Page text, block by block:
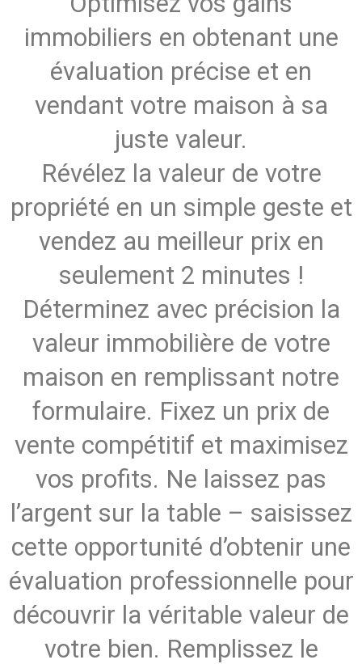
immobiliers en obtenant une
évaluation précise et en
vendant votre maison à sa
juste valeur.
Révélez la valeur de votre
propriété en un simple geste et
vendez au meilleur prix en
seulement 2 minutes !
Déterminez avec précision la
valeur immobilière de votre
maison en remplissant notre
formulaire. Fixez un prix de
vente compétitif et maximisez
vos profits. Ne laissez pas
l’argent sur la table – saisissez
cette opportunité d’obtenir une
évaluation professionnelle pour
découvrir la véritable valeur de
votre bien. Remplissez le